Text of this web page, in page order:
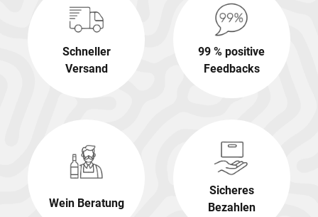
Schneller
Versand
99 % positive
Feedbacks
Wein Beratung
Sicheres
Bezahlen